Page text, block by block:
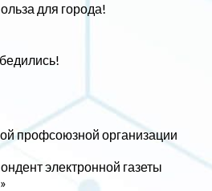
для города!
профсоюзной организации
электронной газеты